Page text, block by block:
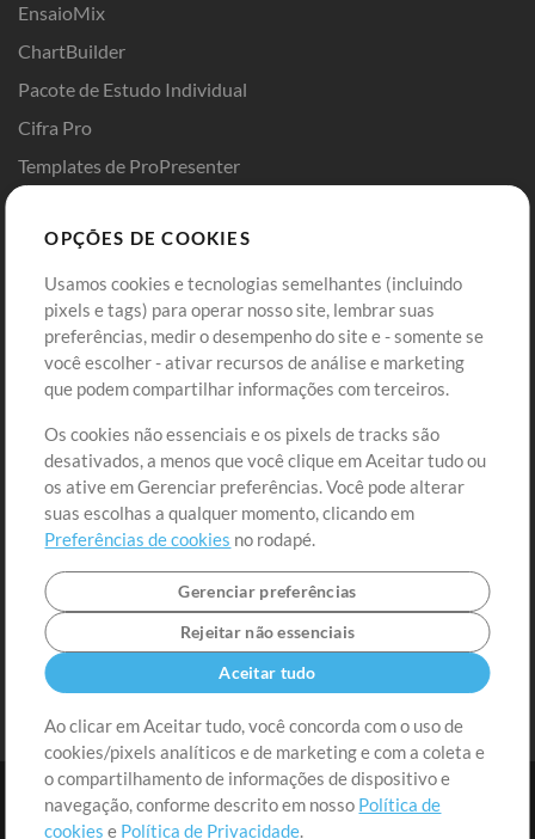
EnsaioMix
ChartBuilder
Pacote de Estudo Individual
Cifra Pro
Templates de ProPresenter
Comprar Créditos
Conteúdo Grátis
Solicite uma Música
Extras
Sessões
Envie seu conteúdo
Playlist
MT Conference
Entre
Cadastre-se
Ir ao carrinho
OPÇÕES DE COOKIES
Usamos cookies e tecnologias semelhantes (incluindo
pixels e tags) para operar nosso site, lembrar suas
preferências, medir o desempenho do site e - somente se
você escolher - ativar recursos de análise e marketing
que podem compartilhar informações com terceiros.
Os cookies não essenciais e os pixels de tracks são
desativados, a menos que você clique em Aceitar tudo ou
os ative em Gerenciar preferências. Você pode alterar
suas escolhas a qualquer momento, clicando em
Preferências de cookies no rodapé.
Gerenciar preferências
Rejeitar não essenciais
Aceitar tudo
Ao clicar em Aceitar tudo, você concorda com o uso de
cookies/pixels analíticos e de marketing e com a coleta e
o compartilhamento de informações de dispositivo e
navegação, conforme descrito em nosso Política de
cookies e Política de Privacidade.